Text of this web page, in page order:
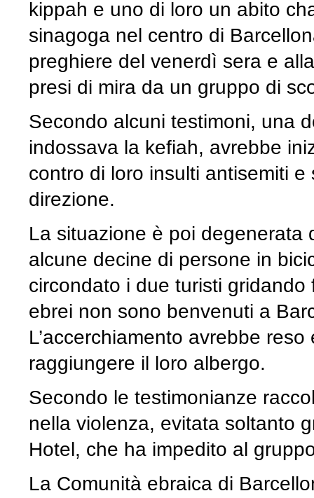
kippah e uno di loro un abito
sinagoga nel centro di
preghiere del venerdì sera e
presi di mira da un gruppo di
Secondo alcuni testimoni, una
indossava la kefiah, avrebbe
contro di loro insulti antisemiti
direzione.
La situazione è poi degenerata
alcune decine di persone in
circondato i due turisti gridando
ebrei non sono benvenuti a
L’accerchiamento avrebbe
raggiungere il loro albergo.
Secondo le testimonianze
nella violenza, evitata soltanto
Hotel, che ha impedito al
La Comunità ebraica di